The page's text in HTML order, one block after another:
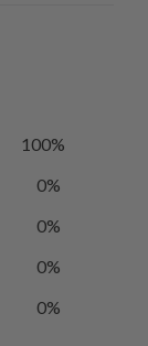
100%
0%
0%
0%
0%